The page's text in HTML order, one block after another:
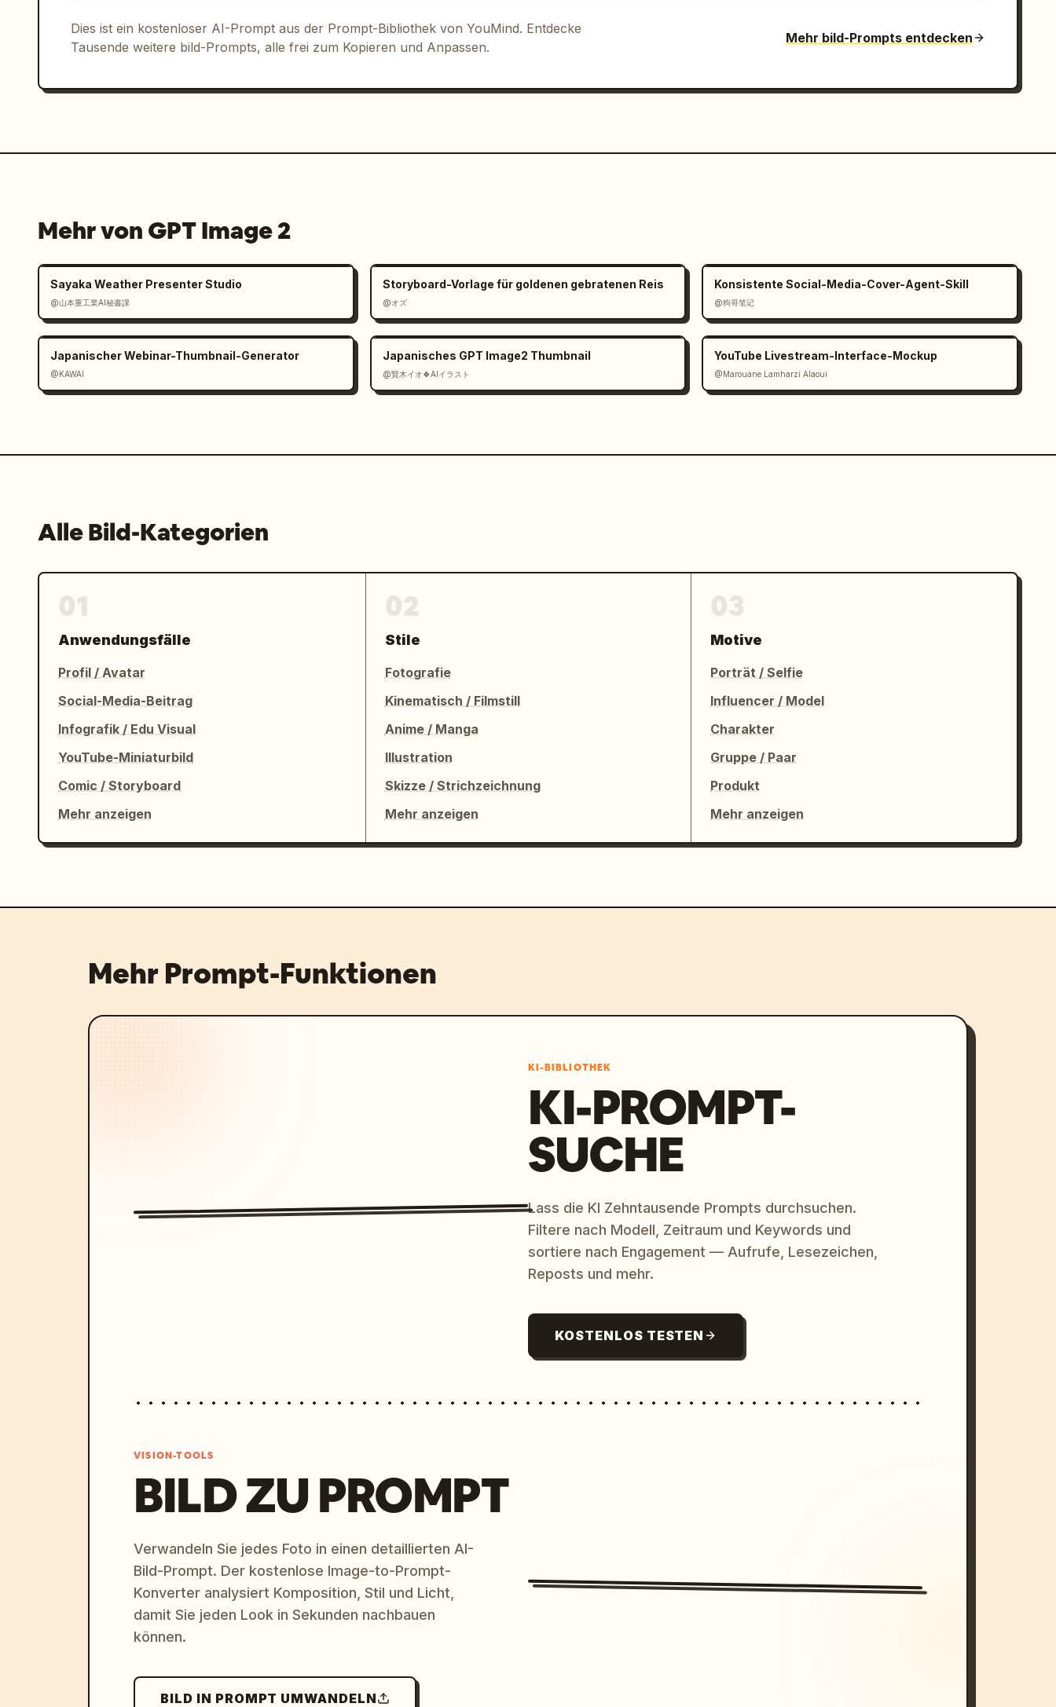
        "subtext": "✦ START ✦"
      }
Dies ist ein kostenloser AI-Prompt aus der Prompt-Bibliothek von YouMind. Entdecke
Tausende weitere bild-Prompts, alle frei zum Kopieren und Anpassen.
Mehr bild-Prompts entdecken
Mehr von GPT Image 2
Sayaka Weather Presenter Studio
@山本重工業AI秘書課
Storyboard-Vorlage für goldenen gebratenen Reis
@オズ
Konsistente Social-Media-Cover-Agent-Skill
@狗哥笔记
Japanischer Webinar-Thumbnail-Generator
@KAWAI
Japanisches GPT Image2 Thumbnail
@賢木イオ🍀AIイラスト
YouTube Livestream-Interface-Mockup
@Marouane Lamharzi Alaoui
Alle Bild-Kategorien
Anwendungsfälle
Profil / Avatar
Social-Media-Beitrag
Infografik / Edu Visual
YouTube-Miniaturbild
Comic / Storyboard
Mehr anzeigen
Stile
Fotografie
Kinematisch / Filmstill
Anime / Manga
Illustration
Skizze / Strichzeichnung
Mehr anzeigen
Motive
Porträt / Selfie
Influencer / Model
Charakter
Gruppe / Paar
Produkt
Mehr anzeigen
Mehr Prompt-Funktionen
KI-BIBLIOTHEK
KI-PROMPT-
SUCHE
Lass die KI Zehntausende Prompts durchsuchen.
Filtere nach Modell, Zeitraum und Keywords und
sortiere nach Engagement — Aufrufe, Lesezeichen,
Reposts und mehr.
KOSTENLOS TESTEN
VISION-TOOLS
BILD ZU PROMPT
Verwandeln Sie jedes Foto in einen detaillierten AI-
Bild-Prompt. Der kostenlose Image-to-Prompt-
Konverter analysiert Komposition, Stil und Licht,
damit Sie jeden Look in Sekunden nachbauen
können.
BILD IN PROMPT UMWANDELN